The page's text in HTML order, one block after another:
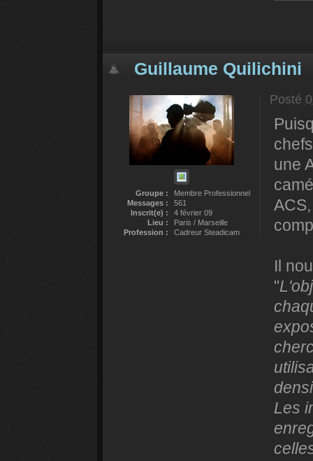
Guillaume Quilichini
Groupe :
Membre Professionnel
Messages :
561
Inscrit(e) :
4 février 09
Lieu :
Paris / Marseille
Profession :
Cadreur Steadicam
Posté
une
Il
"
Les